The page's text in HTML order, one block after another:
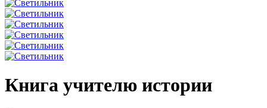
Книга учителю истории